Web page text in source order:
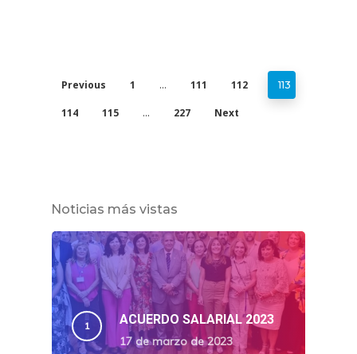
Previous 1 … 111 112 113
114 115 … 227 Next
Noticias más vistas
ACUERDO SALARIAL 2023
17 de marzo de 2023